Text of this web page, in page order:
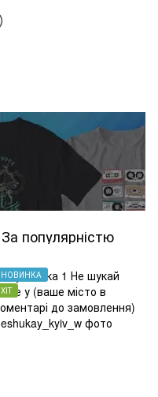
За популярністю
НОВИНКА
ХІТ